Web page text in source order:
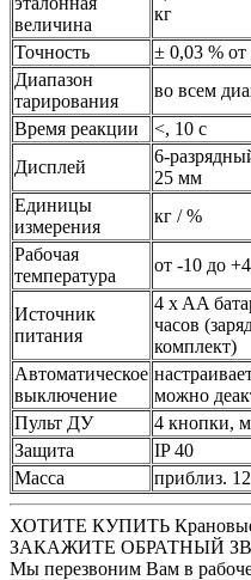
величина
кг
Точность
± 0,03 % от
Диапазон
тарирования
во всем
Время реакции
<, 10 с
Дисплей
6-
25 мм
Единицы
измерения
кг / %
Рабочая
температура
от -10 до
Источник
питания
4 x AA
часов
комплект)
Автоматическое
выключение
можно
Пульт ДУ
4 кнопки,
Защита
IP 40
Масса
приблиз.
ХОТИТЕ КУПИТЬ Крановые
ЗАКАЖИТЕ ОБРАТНЫЙ
Мы перезвоним Вам в